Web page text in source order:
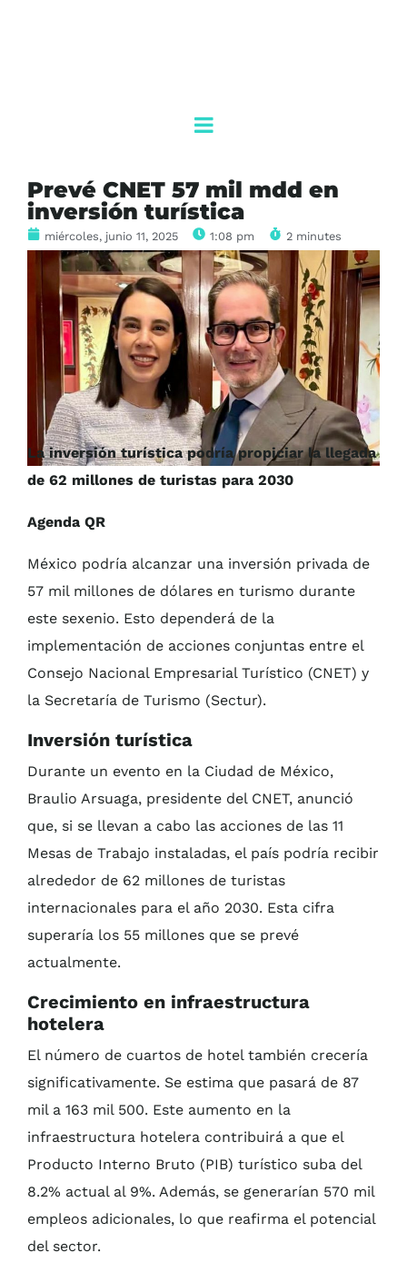
Prevé CNET 57 mil mdd en
inversión turística
miércoles, junio 11, 2025 1:08 pm 2 minutes
La inversión turística podría propiciar la llegada
de 62 millones de turistas para 2030
Agenda QR
México podría alcanzar una inversión privada de
57 mil millones de dólares en turismo durante
este sexenio. Esto dependerá de la
implementación de acciones conjuntas entre el
Consejo Nacional Empresarial Turístico (CNET) y
la Secretaría de Turismo (Sectur).
Inversión turística
Durante un evento en la Ciudad de México,
Braulio Arsuaga, presidente del CNET, anunció
que, si se llevan a cabo las acciones de las 11
Mesas de Trabajo instaladas, el país podría recibir
alrededor de 62 millones de turistas
internacionales para el año 2030. Esta cifra
superaría los 55 millones que se prevé
actualmente.
Crecimiento en infraestructura
hotelera
El número de cuartos de hotel también crecería
significativamente. Se estima que pasará de 87
mil a 163 mil 500. Este aumento en la
infraestructura hotelera contribuirá a que el
Producto Interno Bruto (PIB) turístico suba del
8.2% actual al 9%. Además, se generarían 570 mil
empleos adicionales, lo que reafirma el potencial
del sector.